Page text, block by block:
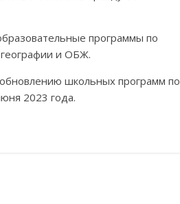
программы по
и ОБЖ.
школьных программ по
2023 года.